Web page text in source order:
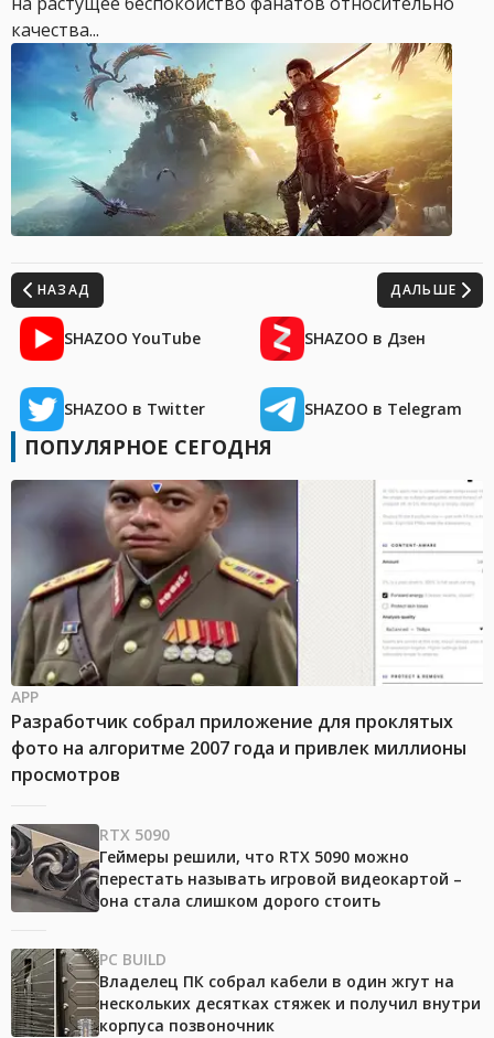
качества...
НАЗАД ДАЛЬШЕ
SHAZOO YouTube SHAZOO в Дзен
SHAZOO в Twitter SHAZOO в Telegram
ПОПУЛЯРНОЕ СЕГОДНЯ
APP
Разработчик собрал приложение для проклятых
фото на алгоритме 2007 года и привлек миллионы
просмотров
RTX 5090
Геймеры решили, что RTX 5090 можно
перестать называть игровой видеокартой –
она стала слишком дорого стоить
PC BUILD
Владелец ПК собрал кабели в один жгут на
нескольких десятках стяжек и получил внутри
корпуса позвоночник